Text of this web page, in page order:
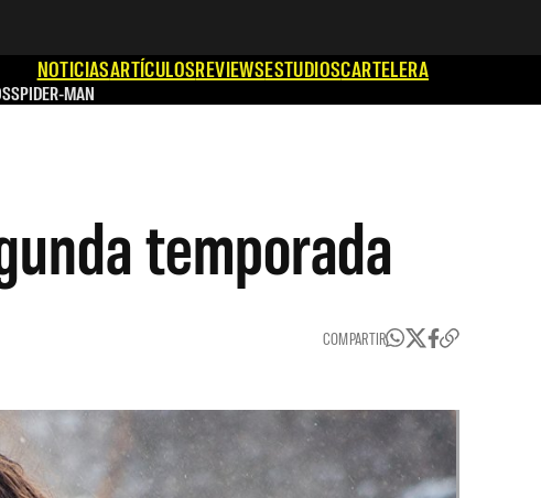
NOTICIASARTÍCULOSREVIEWSESTUDIOSCARTELERA
SPIDER-MAN
temporada
COMPARTIR